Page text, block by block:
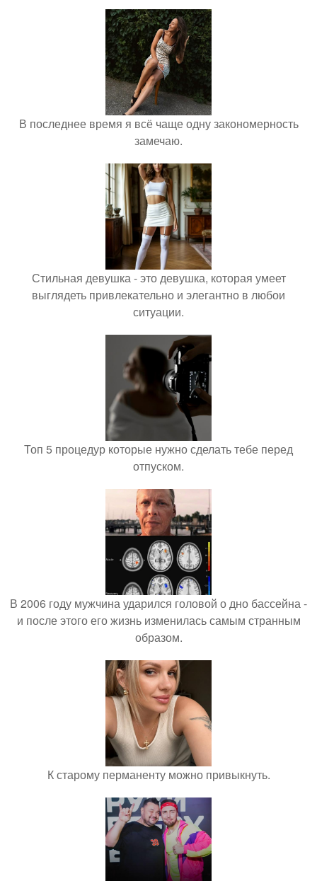
В последнее время я всё чаще одну закономерность
замечаю.
Стильная девушка - это девушка, которая умеет
выглядеть привлекательно и элегантно в любои
ситуации.
Топ 5 процедур которые нужно сделать тебе перед
отпуском.
В 2006 году мужчина ударился головой о дно бассейна -
и после этого его жизнь изменилась самым странным
образом.
К старому перманенту можно привыкнуть.